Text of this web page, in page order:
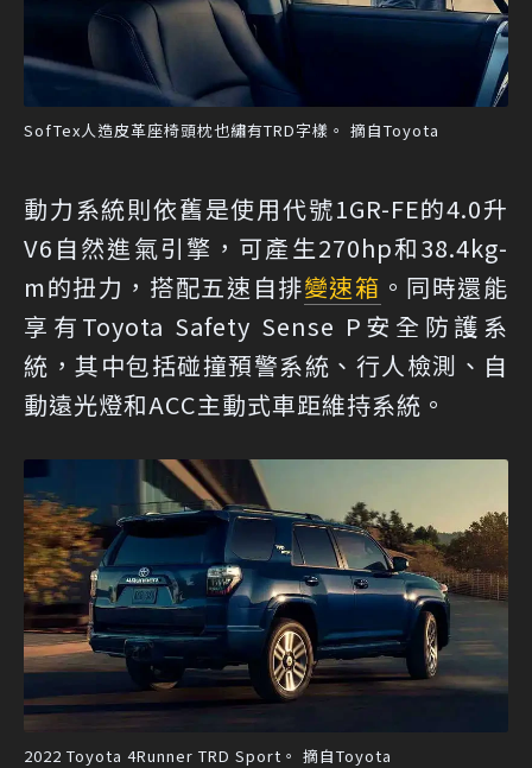
SofTex人造皮革座椅頭枕也繡有TRD字樣。 摘自Toyota
動力系統則依舊是使用代號1GR-FE的4.0升
V6自然進氣引擎，可產生270hp和38.4kg-
m的扭力，搭配五速自排變速箱 。同時還能
享有Toyota Safety Sense P安全防護系
統，其中包括碰撞預警系統、行人檢測、自
動遠光燈和ACC主動式車距維持系統。
2022 Toyota 4Runner TRD Sport。 摘自Toyota